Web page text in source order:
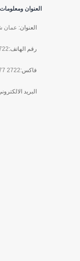
العنوان
العنوان: عمان
رقم الهاتف:
فاكس:2722
البريد